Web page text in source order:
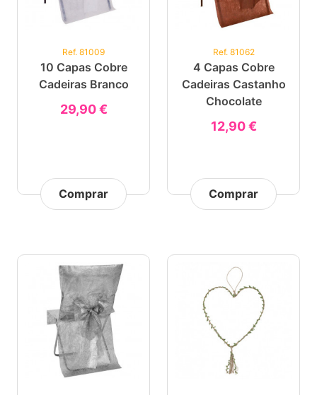
Ref. 81009
10 Capas Cobre
Cadeiras Branco
29,90 €
Comprar
Ref. 81062
4 Capas Cobre
Cadeiras Castanho
Chocolate
12,90 €
Comprar